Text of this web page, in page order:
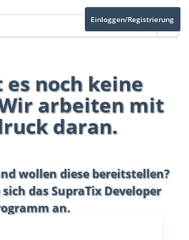
Einloggen/Registrierung
noch keine
arbeiten mit
daran.
wollen diese bereitstellen?
sich dasSupraTix Developer
an.